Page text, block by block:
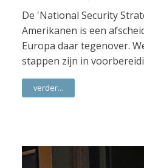
De 'National Security
Amerikanen is een
Europa daar tegenover.
stappen zijn in
verder...